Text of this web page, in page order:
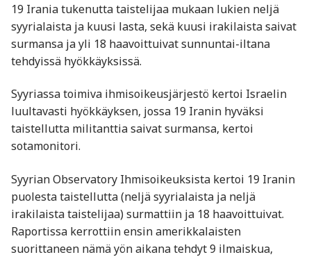
19 Irania tukenutta taistelijaa mukaan lukien neljä
syyrialaista ja kuusi lasta, sekä kuusi irakilaista saivat
surmansa ja yli 18 haavoittuivat sunnuntai-iltana
tehdyissä hyökkäyksissä.
Syyriassa toimiva ihmisoikeusjärjestö kertoi Israelin
luultavasti hyökkäyksen, jossa 19 Iranin hyväksi
taistellutta militanttia saivat surmansa, kertoi
sotamonitori.
Syyrian Observatory Ihmisoikeuksista kertoi 19 Iranin
puolesta taistellutta (neljä syyrialaista ja neljä
irakilaista taistelijaa) surmattiin ja 18 haavoittuivat.
Raportissa kerrottiin ensin amerikkalaisten
suorittaneen nämä yön aikana tehdyt 9 ilmaiskua,